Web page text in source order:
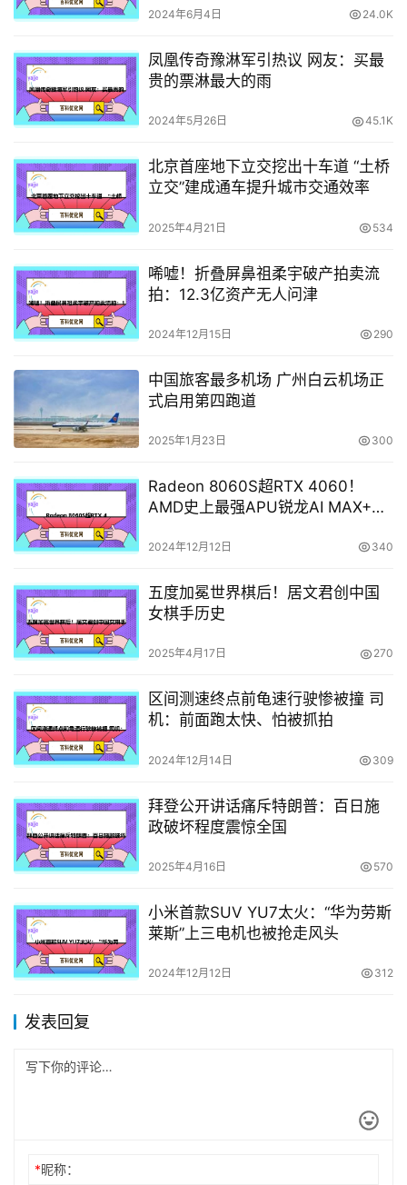
2024年6月4日 24.0K
凤凰传奇豫淋军引热议 网友：买最
贵的票淋最大的雨
2024年5月26日 45.1K
北京首座地下立交挖出十车道 “土桥
立交”建成通车提升城市交通效率
2025年4月21日 534
唏嘘！折叠屏鼻祖柔宇破产拍卖流
拍：12.3亿资产无人问津
2024年12月15日 290
中国旅客最多机场 广州白云机场正
式启用第四跑道
2025年1月23日 300
Radeon 8060S超RTX 4060！
AMD史上最强APU锐龙AI MAX+
2024年12月12日 340
五度加冕世界棋后！居文君创中国
女棋手历史
2025年4月17日 270
区间测速终点前龟速行驶惨被撞 司
机：前面跑太快、怕被抓拍
2024年12月14日 309
拜登公开讲话痛斥特朗普：百日施
政破坏程度震惊全国
2025年4月16日 570
小米首款SUV YU7太火：“华为劳斯
莱斯”上三电机也被抢走风头
2024年12月12日 312
发表回复
*昵称：